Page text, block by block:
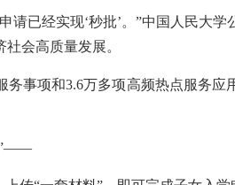
已经实现‘秒批’。”中国人民大
会高质量发展。
事项和3.6万多项高频热点服务
”——